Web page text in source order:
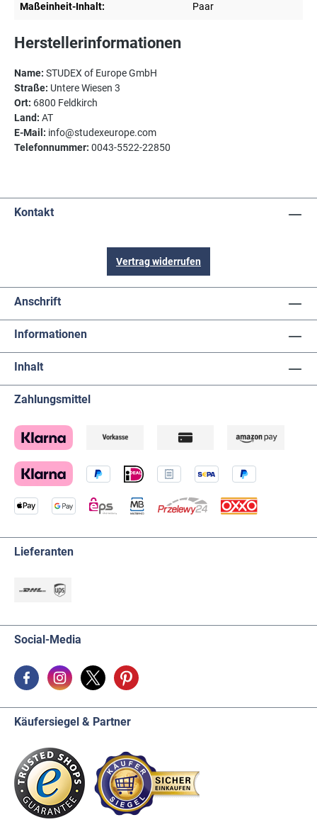
Maßeinheit-Inhalt: Paar
Herstellerinformationen
Name: STUDEX of Europe GmbH
Straße: Untere Wiesen 3
Ort: 6800 Feldkirch
Land: AT
E-Mail: info@studexeurope.com
Telefonnummer: 0043-5522-22850
Kontakt
Vertrag widerrufen
Anschrift
Informationen
Inhalt
Zahlungsmittel
Lieferanten
Social-Media
Käufersiegel & Partner